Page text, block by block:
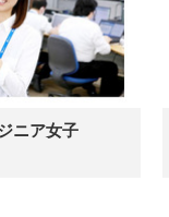
ニア女子